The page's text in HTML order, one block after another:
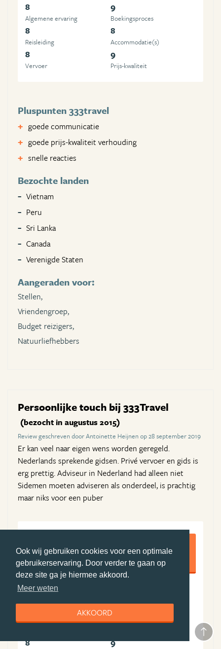
Ook wij gebruiken cookies voor een optimale
gebruikerservaring. Door verder te gaan op
deze site ga je hiermee akkoord.
Meer weten
AKKOORD
8
Algemene ervaring
9
Boekingsproces
8
Reisleiding
8
Accommodatie(s)
8
Vervoer
9
Prijs-kwaliteit
Pluspunten 333travel
goede communicatie
goede prijs-kwaliteit verhouding
snelle reacties
Bezochte landen
Vietnam
Peru
Sri Lanka
Canada
Verenigde Staten
Aangeraden voor:
Stellen,
Vriendengroep,
Budget reizigers,
Natuurliefhebbers
Persoonlijke touch bij 333Travel
(bezocht in augustus 2015)
Review geschreven door Antoinette Heijnen op 28 september 2019
Er kan veel naar eigen wens worden geregeld.
Nederlands sprekende gidsen. Privé vervoer en gids is
erg prettig. Adviseur in Nederland had alleen niet
Sidemen moeten adviseren als onderdeel, is prachtig
maar niks voor een puber
8,5
9
Algemene ervaring Boekingsproces
9 8
8 9